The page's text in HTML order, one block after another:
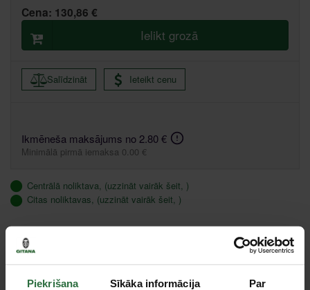
Piekrišana Sīkāka informācija Par
Cena: 130,86 €
Ielikt grozā
Salīdzināt Ieteikt cenu
Ikmēneša maksājums no 2.80 €
Minimālā pirmā iemaksa 0.00 €
Centrālā noliktava, (uzzināt vairāk šeit, )
Citas noliktavas, (uzzināt vairāk šeit, )
Specifikācija
Tips
Profesionālo putekļu sūcēju piederumi